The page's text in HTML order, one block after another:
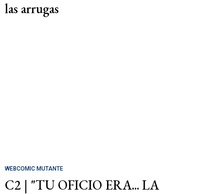
las arrugas
WEBCOMIC MUTANTE
C2 | "TU OFICIO ERA... LA